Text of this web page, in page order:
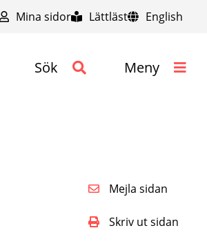
Mina sidor Lättläst English
Sök Meny
Mejla sidan
Skriv ut sidan